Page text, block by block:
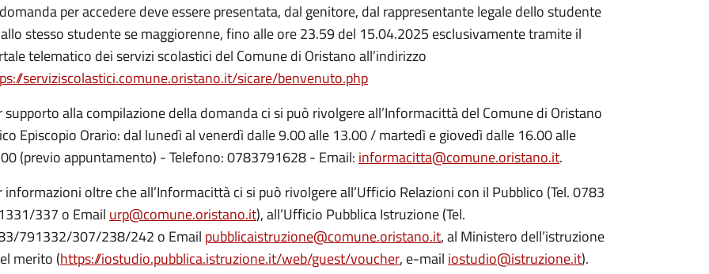
per accedere deve essere presentata, dal genitore, dal rappresentante legale dello studente
stesso studente se maggiorenne, fino alle ore 23.59 del 15.04.2025 esclusivamente tramite il
telematico dei servizi scolastici del Comune di Oristano all’indirizzo
serviziscolastici.comune.oristano.it/sicare/benvenuto.php
supporto alla compilazione della domanda ci si può rivolgere all’Informacittà del Comune di Oristano
Episcopio Orario: dal lunedì al venerdì dalle 9.00 alle 13.00 / martedì e giovedì dalle 16.00 alle
(previo appuntamento) - Telefono: 0783791628 - Email: informacitta@comune.oristano.it.
informazioni oltre che all’Informacittà ci si può rivolgere all’Ufficio Relazioni con il Pubblico (Tel. 0783
337 o Email urp@comune.oristano.it), all’Ufficio Pubblica Istruzione (Tel.
791332/307/238/242 o Email pubblicaistruzione@comune.oristano.it, al Ministero dell’istruzione
merito (https://iostudio.pubblica.istruzione.it/web/guest/voucher, e-mail iostudio@istruzione.it).